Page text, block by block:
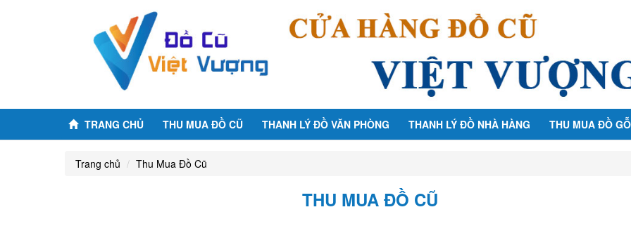
TRANG CHỦ THU MUA ĐỒ CŨ THANH LÝ ĐỒ VĂN PHÒNG THANH LÝ ĐỒ NHÀ HÀNG THU MUA ĐỒ
Trang chủ Thu Mua Đồ Cũ
THU MUA ĐỒ CŨ